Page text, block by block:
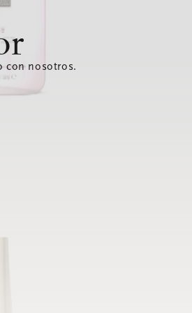
con nosotros.